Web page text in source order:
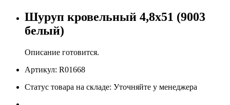
Шуруп кровельный 4,8х51 (9003
белый)
Описание готовится.
Артикул: R01668
Статус товара на складе: Уточняйте у менеджера